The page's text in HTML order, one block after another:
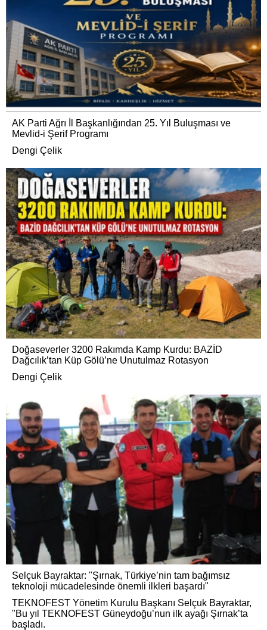
AK Parti Ağrı İl Başkanlığından 25. Yıl Buluşması ve
Mevlid-i Şerif Programı
Dengi Çelik
Doğaseverler 3200 Rakımda Kamp Kurdu: BAZİD
Dağcılık’tan Küp Gölü’ne Unutulmaz Rotasyon
Dengi Çelik
Selçuk Bayraktar: "Şırnak, Türkiye’nin tam bağımsız
teknoloji mücadelesinde önemli ilkleri başardı"
TEKNOFEST Yönetim Kurulu Başkanı Selçuk Bayraktar,
"Bu yıl TEKNOFEST Güneydoğu’nun ilk ayağı Şırnak’ta
başladı.